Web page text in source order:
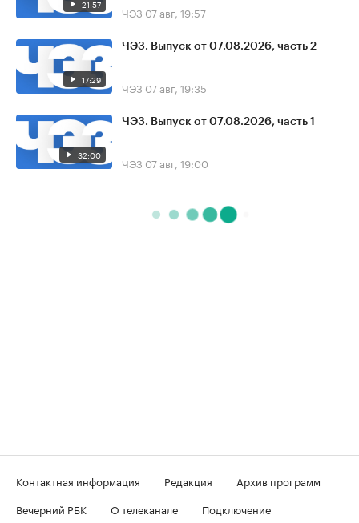
21:57 ЧЭЗ 07 авг, 19:57
17:29
ЧЭЗ. Выпуск от 07.08.2026, часть 2
ЧЭЗ 07 авг, 19:35
32:00
ЧЭЗ. Выпуск от 07.08.2026, часть 1
ЧЭЗ 07 авг, 19:00
Контактная информация Редакция
Архив программ
Вечерний РБК
О телеканале
Подключение